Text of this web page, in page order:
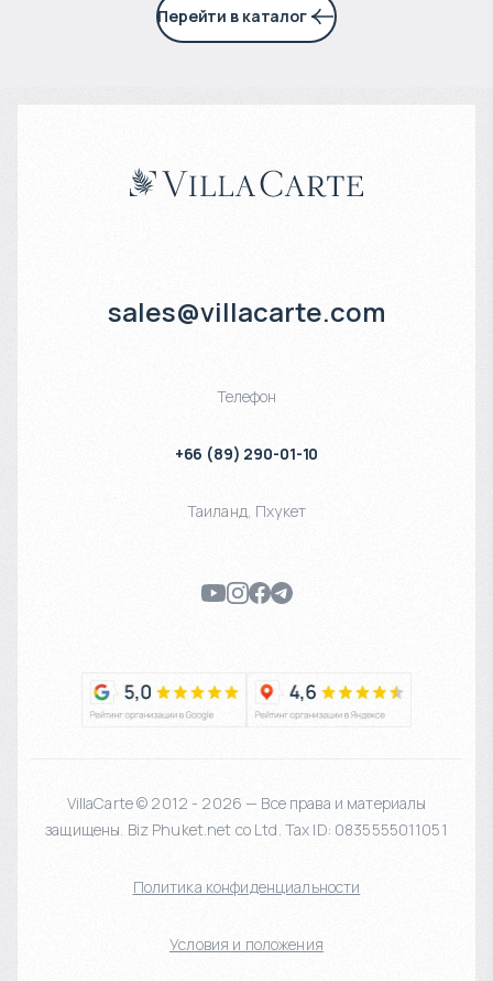
Перейти в каталог
sales@villacarte.com
Телефон
+66 (89) 290-01-10
Таиланд, Пхукет
VillaCarte © 2012 - 2026 — Все права и материалы
защищены. Biz Phuket.net co Ltd. Tax ID: 0835555011051
Политика конфиденциальности
Условия и положения